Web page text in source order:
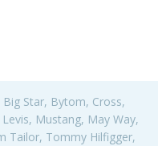
Star, Bytom, Cross,
Mustang, May Way,
Tailor, Tommy Hilfigger,